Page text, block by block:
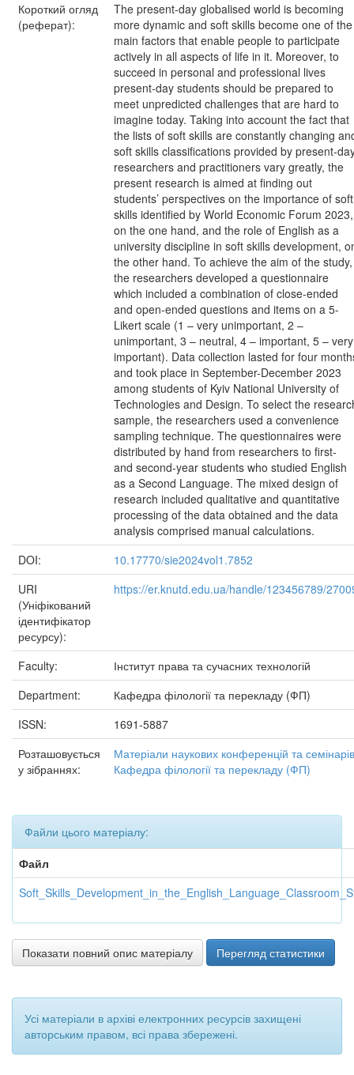
Короткий огляд
(реферат):
The present-day globalised world is becoming
more dynamic and soft skills become one of the
main factors that enable people to participate
actively in all aspects of life in it. Moreover, to
succeed in personal and professional lives
present-day students should be prepared to
meet unpredicted challenges that are hard to
imagine today. Taking into account the fact that
the lists of soft skills are constantly changing
soft skills classifications provided by present-
researchers and practitioners vary greatly, the
present research is aimed at finding out
students’ perspectives on the importance of soft
skills identified by World Economic Forum 2023,
on the one hand, and the role of English as a
university discipline in soft skills development,
the other hand. To achieve the aim of the study,
the researchers developed a questionnaire
which included a combination of close-ended
and open-ended questions and items on a 5-
Likert scale (1 – very unimportant, 2 –
unimportant, 3 – neutral, 4 – important, 5 – very
important). Data collection lasted for four
and took place in September-December 2023
among students of Kyiv National University of
Technologies and Design. To select the
sample, the researchers used a convenience
sampling technique. The questionnaires were
distributed by hand from researchers to first-
and second-year students who studied English
as a Second Language. The mixed design of
research included qualitative and quantitative
processing of the data obtained and the data
analysis comprised manual calculations.
DOI:
10.17770/sie2024vol1.7852
URI
(Уніфікований
ідентифікатор
ресурсу):
https://er.knutd.edu.ua/handle/123456789/
Faculty:
Інститут права та сучасних технологій
Department:
Кафедра філології та перекладу (ФП)
ISSN:
1691-5887
Розташовується
у зібраннях:
Матеріали наукових конференцій та семінарів
Кафедра філології та перекладу (ФП)
Файли цього матеріалу:
Файл
Показати повний опис матеріалу Перегляд статистики
Усі матеріали в архіві електронних ресурсів захищені
авторським правом, всі права збережені.